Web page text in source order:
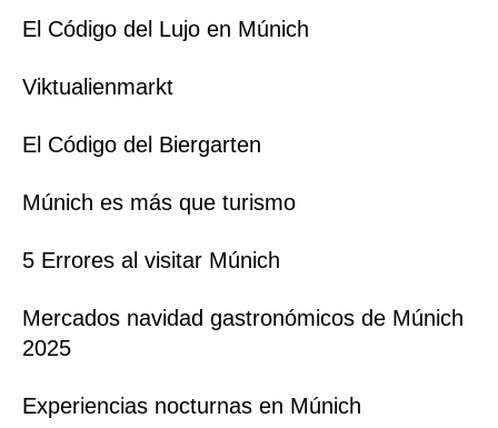
El Código del Lujo en Múnich
Viktualienmarkt
El Código del Biergarten
Múnich es más que turismo
5 Errores al visitar Múnich
Mercados navidad gastronómicos de Múnich
2025
Experiencias nocturnas en Múnich